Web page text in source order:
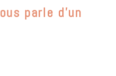
parle d’un